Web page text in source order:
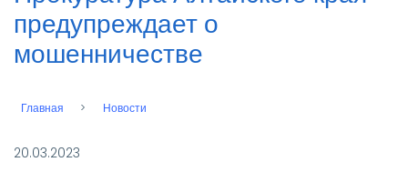
предупреждает о
мошенничестве
Строка
Главная Новости
20.03.2023